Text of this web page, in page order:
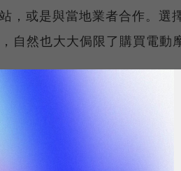
，或是與當地業者合作。選
自然也大大侷限了購買電動
維修人員的培訓 其次關於
也許新車頭幾年只需要定期
密集。